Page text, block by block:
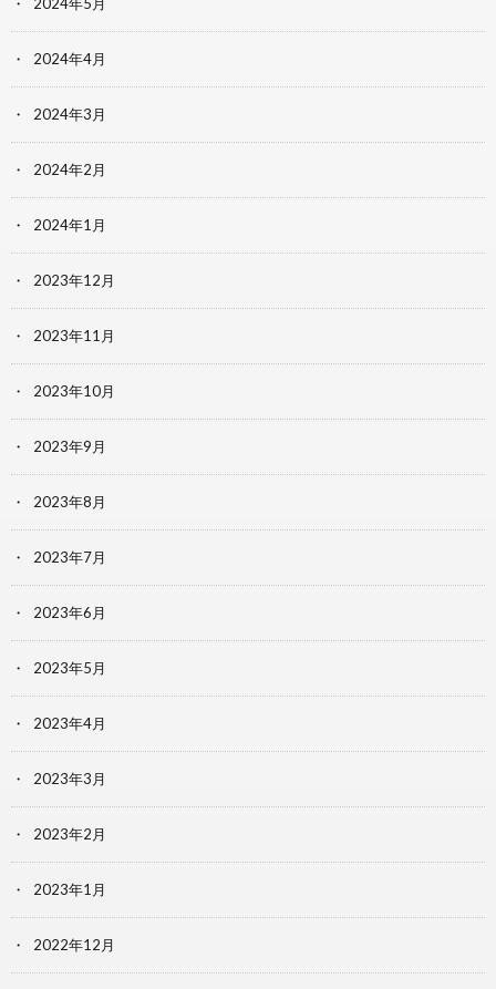
2024年4月
2024年3月
2024年2月
2024年1月
2023年12月
2023年11月
2023年10月
2023年9月
2023年8月
2023年7月
2023年6月
2023年5月
2023年4月
2023年3月
2023年2月
2023年1月
2022年12月